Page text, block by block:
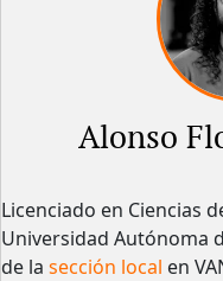
Alonso
Licenciado en Ciencias
Universidad Autónoma
de la sección local en